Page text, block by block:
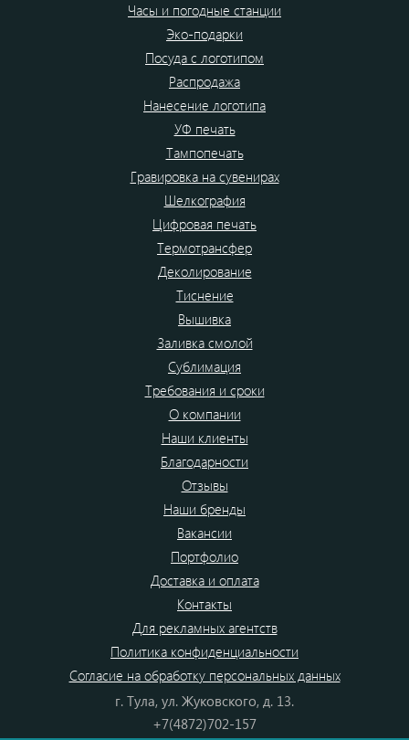
Часы и погодные станции
Эко-подарки
Посуда с логотипом
Распродажа
Нанесение логотипа
УФ печать
Тампопечать
Гравировка на сувенирах
Шелкография
Цифровая печать
Термотрансфер
Деколирование
Тиснение
Вышивка
Заливка смолой
Сублимация
Требования и сроки
О компании
Наши клиенты
Благодарности
Отзывы
Наши бренды
Вакансии
Портфолио
Доставка и оплата
Контакты
Для рекламных агентств
Политика конфиденциальности
Согласие на обработку персональных данных
г. Тула, ул. Жуковского, д. 13.
+7(4872)702-157